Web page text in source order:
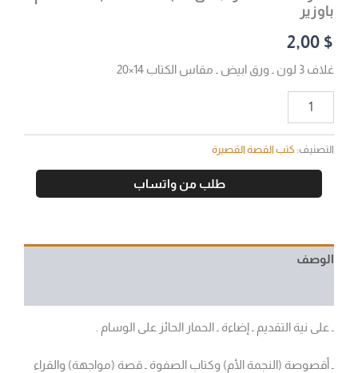
باوزير
2,00 $
غلاف 3 لون ـ ورق ابيض ـ مقاس الكتاب 14×20
التصنيف: كتب القصة القصيرة
طلب من واتساب
الوصف
ـ على نية التقديم ـ إضاءة ـ الحمار الحائز على الوسام .
ـ أقصوصة (النجمة الأم) وكتاب الصفوة ـ قصة (مواجهة) والقراء